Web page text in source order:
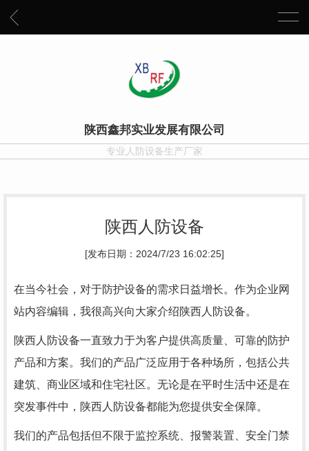
陕西鑫邦实业发展有限公司
专业人防设备生产厂家
陕西人防设备
[发布日期：2024/7/23 16:02:25]
在当今社会，对于防护设备的需求日益增长。作为企业网
站内容编辑，我很高兴向大家介绍陕西人防设备。
陕西人防设备一直致力于为客户提供高质量、可靠的防护
产品和方案。我们的产品广泛应用于各种场所，包括公共
建筑、商业区域和住宅社区。无论是在平时生活中还是在
突发事件中，陕西人防设备都能为您提供安全保障。
我们的产品包括但不限于监控系统、报警装置、安全门禁